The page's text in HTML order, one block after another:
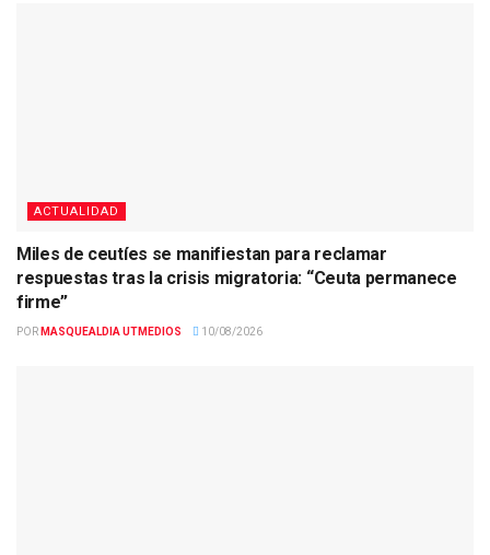
ACTUALIDAD
Miles de ceutíes se manifiestan para reclamar
respuestas tras la crisis migratoria: “Ceuta permanece
firme”
POR MASQUEALDIA UTMEDIOS 10/08/2026